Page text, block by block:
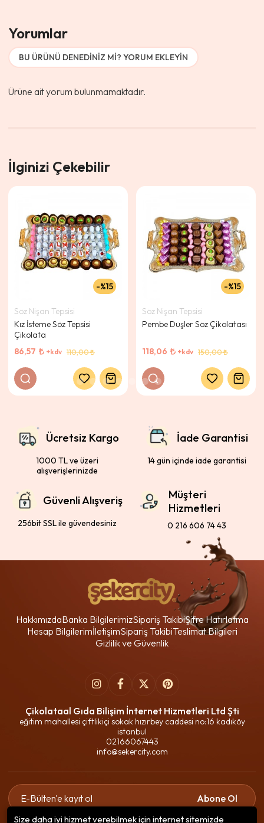
Yorumlar
BU ÜRÜNÜ DENEDINIZ MI? YORUM EKLEYIN
Ürüne ait yorum bulunmamaktadır.
İlginizi Çekebilir
Söz Nişan Tepsisi
Kız İsteme Söz Tepsisi
Çikolata
86,57
+kdv 110,00
%15
Söz Nişan Tepsisi
Pembe Düşler Söz Çikolatası
118,06 +kdv 150,00
%15
Ücretsiz Kargo
1000 TL ve üzeri
alışverişlerinizde
İade Garantisi
14 gün içinde iade garantisi
Güvenli Alışveriş
256bit SSL ile güvendesiniz
Müşteri
Hizmetleri
0 216 606 74 43
HakkımızdaBanka BilgilerimizSipariş TakibiŞifre Hatırlatma
Hesap BilgilerimİletişimSipariş TakibiTeslimat Bilgileri
Gizlilik ve Güvenlik
Çikolataal Gıda Bilişim İnternet Hizmetleri Ltd Şti
eğitim mahallesi çiftlikiçi sokak hızırbey caddesi no:16 kadıköy
istanbul
02166067443
info@sekercity.com
Abone Ol
Size daha iyi hizmet verebilmek için internet sitemizde